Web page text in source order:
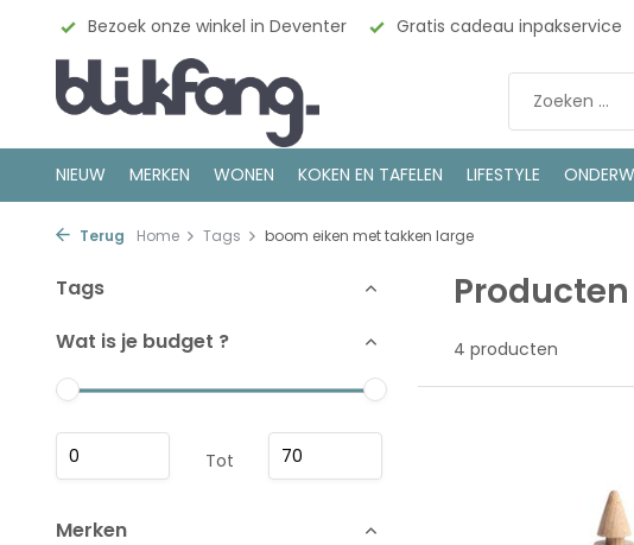
Bezoek onze winkel in Deventer Gratis cadeau inpakservice
NIEUW MERKEN WONEN KOKEN EN TAFELEN LIFESTYLE
Terug Home Tags boom eiken met takken large
Tags
Wat is je budget ?
Tot
Merken
4 producten